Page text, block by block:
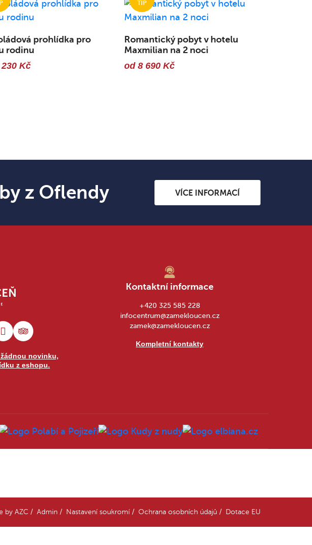
prohlídka pro
rodinu
Kč
Romantický pobyt v hotelu
Maxmilian na 2 noci
od 8 690 Kč
z Oflendy VÍCE INFORMACÍ
novinku,
z eshopu.
Kontaktní informace
+420 325 585 228
infocentrum@zamekloucen.cz
zamek@zamekloucen.cz
Kompletní kontakty
by AZC / Admin / Nastavení soukromí / Ochrana osobních údajů / Dotace EU